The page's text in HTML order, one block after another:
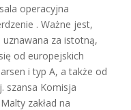
operacyjna
. Ważne jest,
za istotną,
od europejskich
i typ A, a także od
szansa Komisja
zakład na